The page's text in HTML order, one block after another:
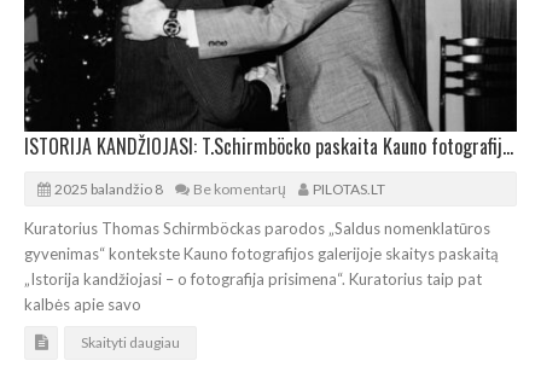
ISTORIJA KANDŽIOJASI: T.Schirmböcko paskaita Kauno fotografijos galerijoje
2025 balandžio 8 Be komentarų PILOTAS.LT
Kuratorius Thomas Schirmböckas parodos „Saldus nomenklatūros
gyvenimas“ kontekste Kauno fotografijos galerijoje skaitys paskaitą
„Istorija kandžiojasi – o fotografija prisimena“. Kuratorius taip pat
kalbės apie savo
Skaityti daugiau